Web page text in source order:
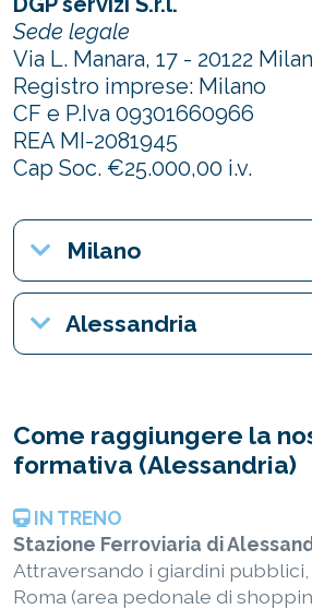
Sede legale
Via L. Manara, 17 - 20122
Registro imprese: Milano
CF e P.Iva 09301660966
REA MI-2081945
Cap Soc. €25.000,00 i.v.
Milano
Alessandria
Come raggiungere la
formativa (Alessandria)
IN TRENO
Stazione Ferroviaria di
Attraversando i giardini
Roma (area pedonale di